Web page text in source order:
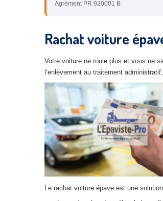
Agrément PR 920001 B
Rachat voiture
Votre voiture ne roule plus et vous ne
l’enlèvement au traitement
Le rachat voiture épave est une